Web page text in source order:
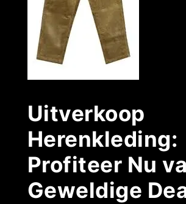
Uitverkoop
Herenkleding:
Profiteer Nu
Geweldige